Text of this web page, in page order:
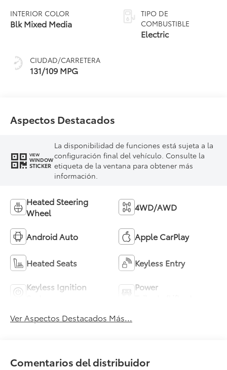
INTERIOR COLOR
Blk Mixed Media
CIUDAD/CARRETERA
131/109 MPG
TIPO DE
COMBUSTIBLE
Electric
Aspectos Destacados
VIEW
WINDOW
STICKER
La disponibilidad de funciones está sujeta a la
configuración final del vehículo. Consulte la
etiqueta de la ventana para obtener más
información.
Heated Steering
Wheel
4WD/AWD
Android Auto Apple CarPlay
Heated Seats Keyless Entry
Keyless Ignition
Power
Ver Aspectos Destacados Más...
Comentarios del distribuidor